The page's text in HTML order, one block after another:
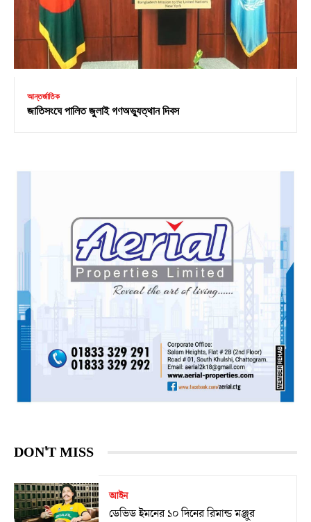
আন্তর্জাতিক
জাতিসংঘে পালিত জুলাই গণঅভ্যুত্থান দিবস
DON'T MISS
আইন
ডেভিড ইমনের ১০ দিনের রিমান্ড মঞ্জুর